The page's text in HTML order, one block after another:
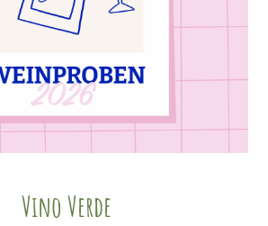
Vino Verde